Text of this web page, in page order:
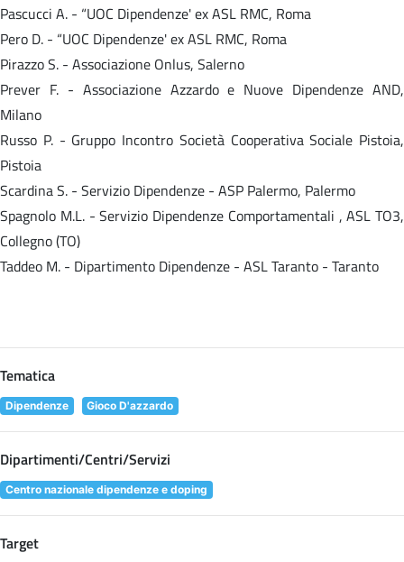
Pascucci A. - “UOC Dipendenze' ex ASL RMC, Roma
Pero D. - “UOC Dipendenze' ex ASL RMC, Roma
Pirazzo S. - Associazione Onlus, Salerno
Prever F. - Associazione Azzardo e Nuove Dipendenze AND,
Milano
Russo P. - Gruppo Incontro Società Cooperativa Sociale Pistoia,
Pistoia
Scardina S. - Servizio Dipendenze - ASP Palermo, Palermo
Spagnolo M.L. - Servizio Dipendenze Comportamentali , ASL TO3,
Collegno (TO)
Taddeo M. - Dipartimento Dipendenze - ASL Taranto - Taranto
Tematica
Dipendenze Gioco D'azzardo
Dipartimenti/Centri/Servizi
Centro nazionale dipendenze e doping
Target